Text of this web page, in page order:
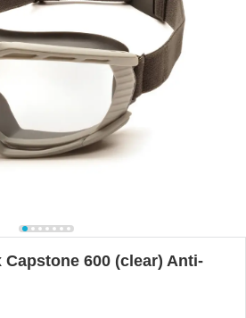
600 (clear) Anti-